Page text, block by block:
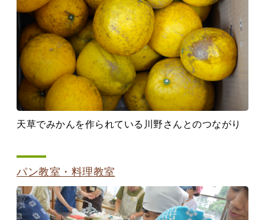
天草でみかんを作られている川野さんとのつながり
パン教室・料理教室